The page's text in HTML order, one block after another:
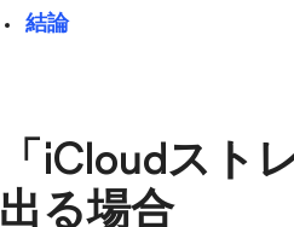
結論
「iCloudスト
出る場合